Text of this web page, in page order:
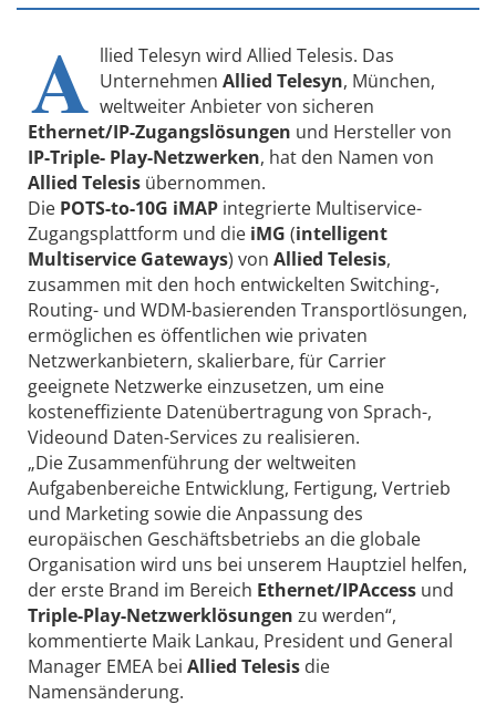
A llied Telesyn wird Allied Telesis. Das
Unternehmen Allied Telesyn, München,
weltweiter Anbieter von sicheren
Ethernet/IP-Zugangslösungen und Hersteller von
IP-Triple- Play-Netzwerken, hat den Namen von
Allied Telesis übernommen.
Die POTS-to-10G iMAP integrierte Multiservice-
Zugangsplattform und die iMG (intelligent
Multiservice Gateways) von Allied Telesis,
zusammen mit den hoch entwickelten Switching-,
Routing- und WDM-basierenden Transportlösungen,
ermöglichen es öffentlichen wie privaten
Netzwerkanbietern, skalierbare, für Carrier
geeignete Netzwerke einzusetzen, um eine
kosteneffiziente Datenübertragung von Sprach-,
Videound Daten-Services zu realisieren.
„Die Zusammenführung der weltweiten
Aufgabenbereiche Entwicklung, Fertigung, Vertrieb
und Marketing sowie die Anpassung des
europäischen Geschäftsbetriebs an die globale
Organisation wird uns bei unserem Hauptziel helfen,
der erste Brand im Bereich Ethernet/IPAccess und
Triple-Play-Netzwerklösungen zu werden“,
kommentierte Maik Lankau, President und General
Manager EMEA bei Allied Telesis die
Namensänderung.